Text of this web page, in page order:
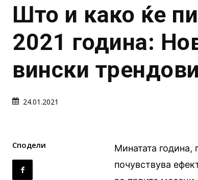
Што и како ќе
2021 година:
вински трендови
24.01.2021
Сподели
Минатата година,
почувствува